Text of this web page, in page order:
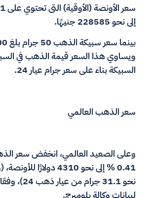
إلى نحو 228585 جنيهًا.
ويساوي هذا السعر قيمة الذهب في
السبيكة بناء على سعر جرام عيار 24.
سعر الذهب العالمي
وعلى الصعيد العالمي، انخفض سعر
0.41 % إلى نحو 4310
نحو 31.1 جرام
لبيانات وكالة بلومبرج.